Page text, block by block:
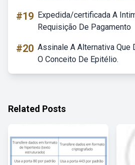
#19 Expedida/certificada A
Requisição De Pagamento
#20 Assinale A Alternativa Que
O Conceito De Epitélio.
Related Posts